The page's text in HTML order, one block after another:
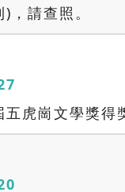
，請查照。
五虎崗文學獎得